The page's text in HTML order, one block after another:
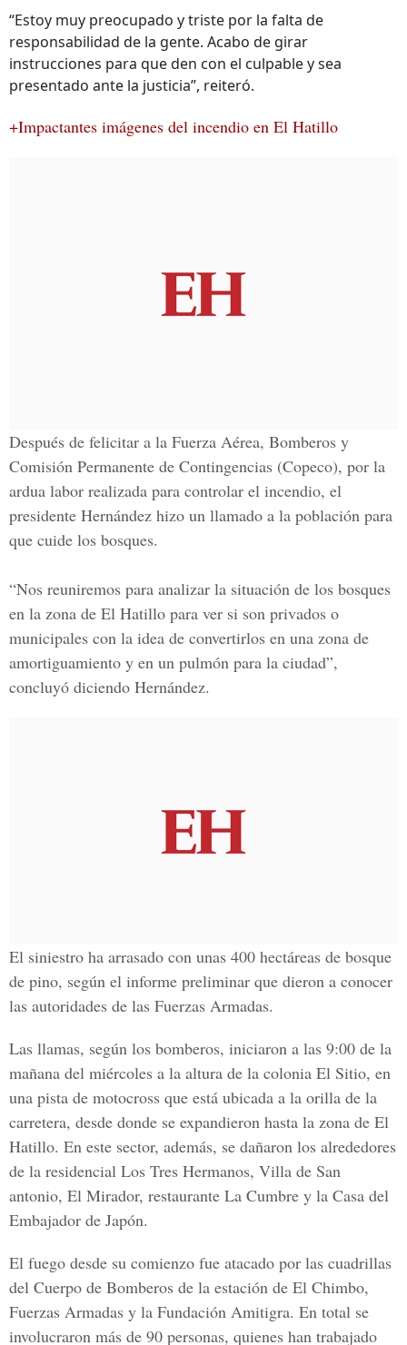
“Estoy muy preocupado y triste por la falta de
responsabilidad de la gente. Acabo de girar
instrucciones para que den con el culpable y sea
presentado ante la justicia”, reiteró.
+Impactantes imágenes del incendio en El Hatillo
Después de felicitar a la Fuerza Aérea, Bomberos y
Comisión Permanente de Contingencias (Copeco), por la
ardua labor realizada para controlar el incendio, el
presidente Hernández hizo un llamado a la población para
que cuide los bosques.
“Nos reuniremos para analizar la situación de los bosques
en la zona de El Hatillo para ver si son privados o
municipales con la idea de convertirlos en una zona de
amortiguamiento y en un pulmón para la ciudad”,
concluyó diciendo Hernández.
El siniestro ha arrasado con unas 400 hectáreas de bosque
de pino, según el informe preliminar que dieron a conocer
las autoridades de las Fuerzas Armadas.
Las llamas, según los bomberos, iniciaron a las 9:00 de la
mañana del miércoles a la altura de la colonia El Sitio, en
una pista de motocross que está ubicada a la orilla de la
carretera, desde donde se expandieron hasta la zona de El
Hatillo. En este sector, además, se dañaron los alrededores
de la residencial Los Tres Hermanos, Villa de San
antonio, El Mirador, restaurante La Cumbre y la Casa del
Embajador de Japón.
El fuego desde su comienzo fue atacado por las cuadrillas
del Cuerpo de Bomberos de la estación de El Chimbo,
Fuerzas Armadas y la Fundación Amitigra. En total se
involucraron más de 90 personas, quienes han trabajado